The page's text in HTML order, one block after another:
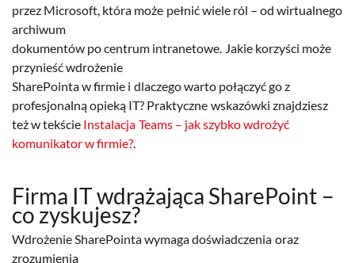
przez Microsoft, która może pełnić wiele ról – od wirtualnego
archiwum
dokumentów po centrum intranetowe. Jakie korzyści może
przynieść wdrożenie
SharePointa w firmie i dlaczego warto połączyć go z
profesjonalną opieką IT? Praktyczne wskazówki znajdziesz
też w tekście Instalacja Teams – jak szybko wdrożyć
komunikator w firmie?.
Firma IT wdrażająca SharePoint –
co zyskujesz?
Wdrożenie SharePointa wymaga doświadczenia oraz
zrozumienia